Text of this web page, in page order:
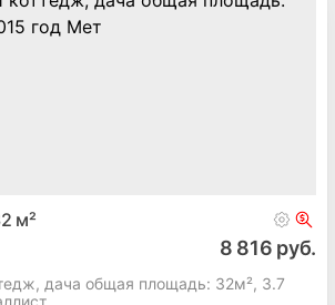
м²
8 816 руб.
дача общая площадь: 32м², 3.7